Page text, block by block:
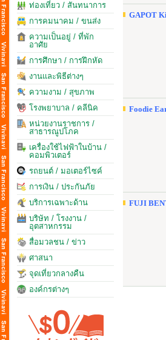
ท่องเที่ยว / สันทนาการ
การคมนาคม / ขนส่ง
ความเป็นอยู่ / ที่พัก
อาศัย
การศึกษา / การฝึกหัด
งานและพิธีต่างๆ
ความงาม / สุขภาพ
โรงพยาบาล / คลีนิค
หน่วยงานราชการ /
สาธารณูปโภค
เครื่องใช้ไฟฟ้าในบ้าน /
คอมพิวเตอร์
รถยนต์ / มอเตอร์ไซค์
การเงิน / ประกันภัย
บริการเฉพาะด้าน
บริษัท / โรงงาน /
อุตสาหกรรม
สื่อมวลชน / ข่าว
ศาสนา
จุดเที่ยวกลางคืน
องค์กรต่างๆ
GAPOT
Foodie
FUJI